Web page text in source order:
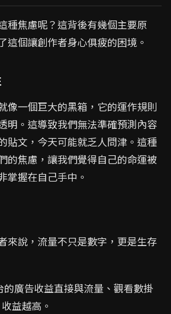
種焦慮呢？這背後有幾個主要原
這個讓創作者身心俱疲的困境。
像一個巨大的黑箱，它的運作規則
明。這導致我們無法準確預測內容
貼文，今天可能就乏人問津。這種
的焦慮，讓我們覺得自己的命運被
掌握在自己手中。
來說，流量不只是數字，更是生存
的廣告收益直接與流量、觀看數掛
益越高。